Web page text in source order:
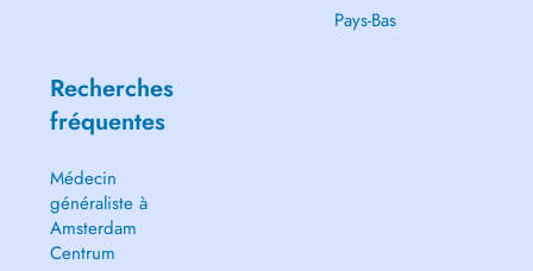
Pays-Bas
Recherches
fréquentes
Médecin
généraliste à
Amsterdam
Centrum